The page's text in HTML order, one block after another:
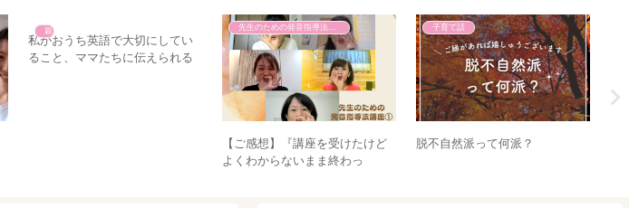
親子英語レッスン
私がおうち英語で大切にしてい
ること、ママたちに伝えられる
【ご感想】『講座を受けたけど
よくわからないまま終わっ
子育て話
脱不自然派って何派？